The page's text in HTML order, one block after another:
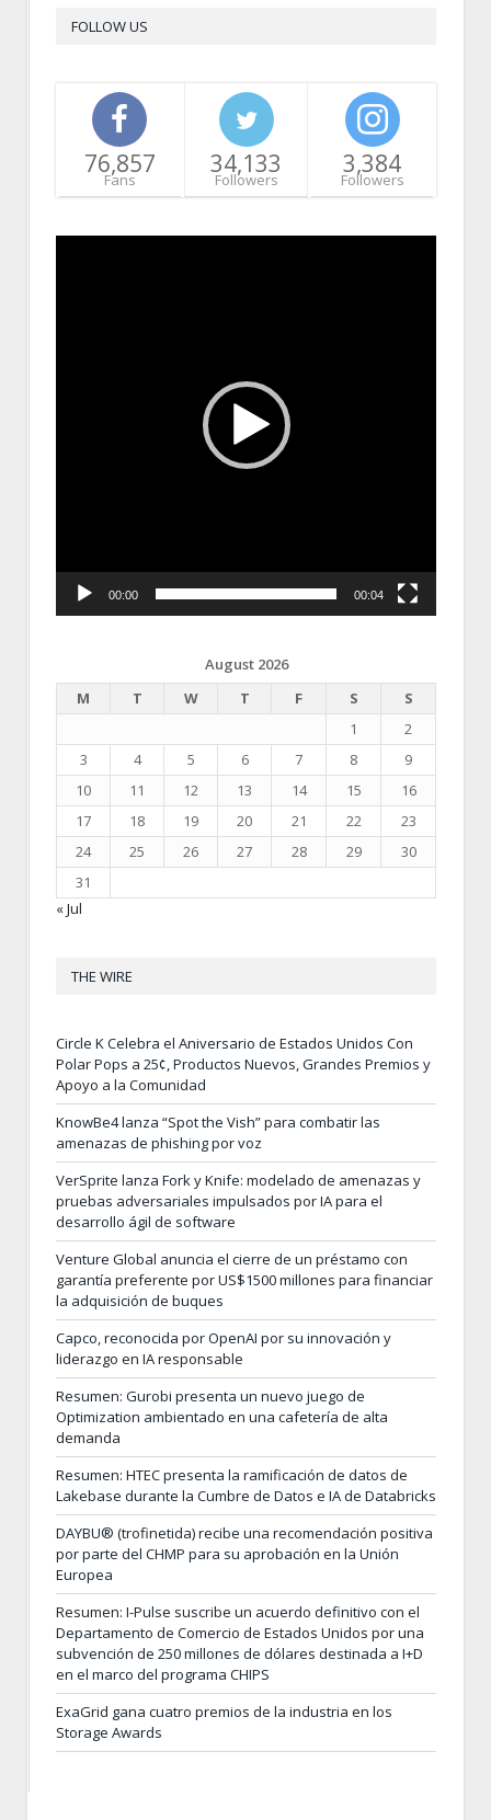
FOLLOW US
76,857
Fans
34,133
Followers
3,384
Followers
00:00 00:04
August 2026
M
T W T F S
S
1
2
3
4 5 6 7 8
9
10
11 12 13 14 15
16
17
18 19 20 21 22
23
24
25 26 27 28 29
30
31
« Jul
THE WIRE
Circle K Celebra el Aniversario de Estados Unidos Con
Polar Pops a 25¢, Productos Nuevos, Grandes Premios y
Apoyo a la Comunidad
KnowBe4 lanza “Spot the Vish” para combatir las
amenazas de phishing por voz
VerSprite lanza Fork y Knife: modelado de amenazas y
pruebas adversariales impulsados por IA para el
desarrollo ágil de software
Venture Global anuncia el cierre de un préstamo con
garantía preferente por US$1500 millones para financiar
la adquisición de buques
Capco, reconocida por OpenAI por su innovación y
liderazgo en IA responsable
Resumen: Gurobi presenta un nuevo juego de
Optimization ambientado en una cafetería de alta
demanda
Resumen: HTEC presenta la ramificación de datos de
Lakebase durante la Cumbre de Datos e IA de Databricks
DAYBU® (trofinetida) recibe una recomendación positiva
por parte del CHMP para su aprobación en la Unión
Europea
Resumen: I-Pulse suscribe un acuerdo definitivo con el
Departamento de Comercio de Estados Unidos por una
subvención de 250 millones de dólares destinada a I+D
en el marco del programa CHIPS
ExaGrid gana cuatro premios de la industria en los
Storage Awards